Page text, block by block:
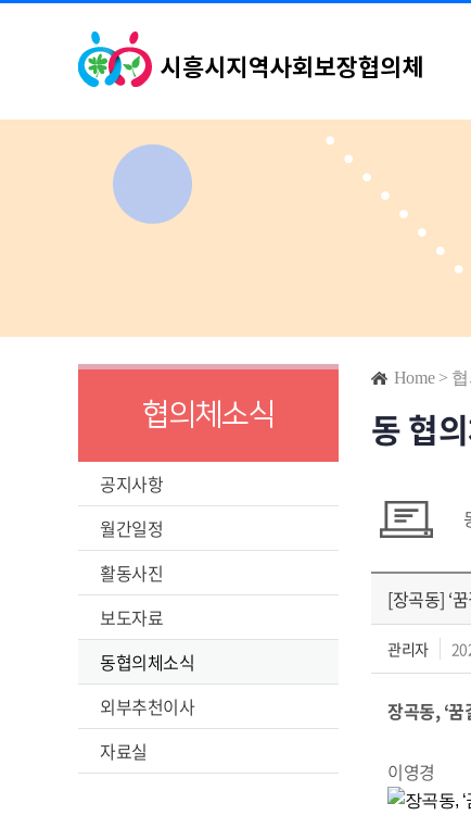
협의체소식
공지사항
월간일정
활동사진
보도자료
동협의체소식
외부추천이사
자료실
Home >
동 협
[장곡동] ‘
관리자
장곡동, ‘
이영경